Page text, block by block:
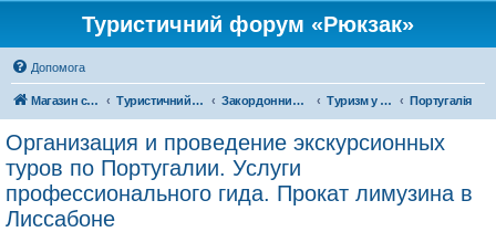
Туристичний форум «Рюкзак»
Допомога
Магазин спорядження Туристичний форум «Рюкзак» Закордонний туризм Туризм у Європі Португалія
Организация и проведение экскурсионных
туров по Португалии. Услуги
профессионального гида. Прокат лимузина в
Лиссабоне